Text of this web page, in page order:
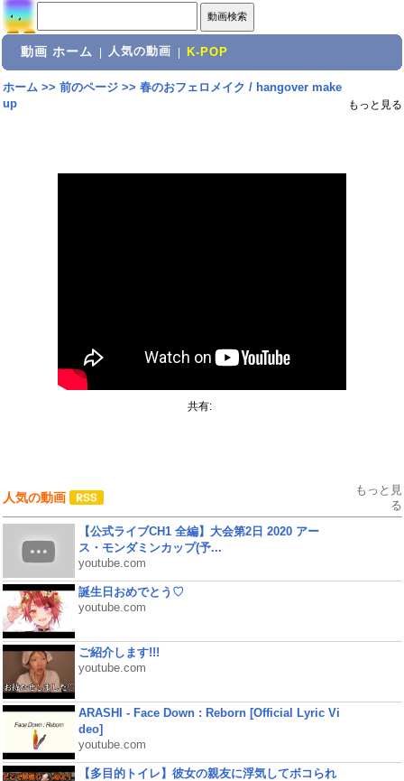
動画 ホーム 人気の動画 K-POP
ホーム>> 前のページ>> 春のおフェロメイク / hangover make
up
もっと見る
共有:
人気の動画
もっと見
る
【公式ライブCH1 全編】大会第2日 2020 アー
ス・モンダミンカップ(予...
youtube.com
誕生日おめでとう♡
youtube.com
ご紹介します!!!
youtube.com
ARASHI - Face Down : Reborn [Official Lyric Vi
deo]
youtube.com
【多目的トイレ】彼女の親友に浮気してボコられ